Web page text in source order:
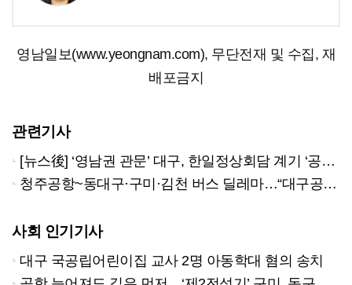
영남일보(www.yeongnam.com), 무단전재 및 수집, 재
배포금지
관련기사
[뉴스後] ‘영남권 관문’ 대구, 한일정상회담 계기 ‘공항-관광’ 연계 극대화
청주공항~동대구·구미·김천 버스 딜레마…“대구공항 수요 위축” 우려 목소리
사회 인기기사
대구 국공립어린이집 교사 2명 아동학대 혐의 송치